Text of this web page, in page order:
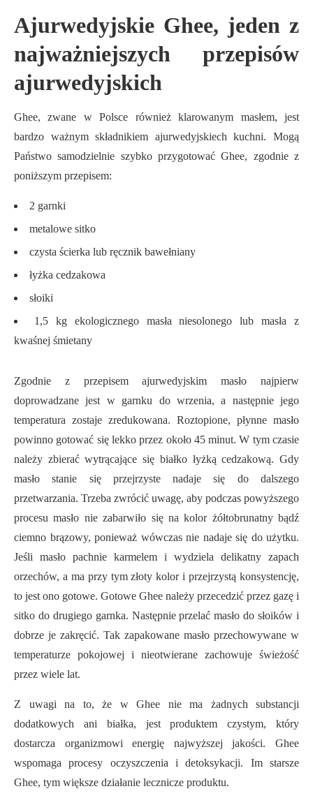
Ajurwedyjskie Ghee, jeden z
najważniejszych przepisów
ajurwedyjskich
Ghee, zwane w Polsce również klarowanym masłem, jest
bardzo ważnym składnikiem ajurwedyjskiech kuchni. Mogą
Państwo samodzielnie szybko przygotować Ghee, zgodnie z
poniższym przepisem:
2 garnki
metalowe sitko
czysta ścierka lub ręcznik bawełniany
łyżka cedzakowa
słoiki
1,5 kg ekologicznego masła niesolonego lub masła z
kwaśnej śmietany
Zgodnie z przepisem ajurwedyjskim masło najpierw
doprowadzane jest w garnku do wrzenia, a następnie jego
temperatura zostaje zredukowana. Roztopione, płynne masło
powinno gotować się lekko przez około 45 minut. W tym czasie
należy zbierać wytrącające się białko łyżką cedzakową. Gdy
masło stanie się przejrzyste nadaje się do dalszego
przetwarzania. Trzeba zwrócić uwagę, aby podczas powyższego
procesu masło nie zabarwiło się na kolor żółtobrunatny bądź
ciemno brązowy, ponieważ wówczas nie nadaje się do użytku.
Jeśli masło pachnie karmelem i wydziela delikatny zapach
orzechów, a ma przy tym złoty kolor i przejrzystą konsystencję,
to jest ono gotowe. Gotowe Ghee należy przecedzić przez gazę i
sitko do drugiego garnka. Następnie przelać masło do słoików i
dobrze je zakręcić. Tak zapakowane masło przechowywane w
temperaturze pokojowej i nieotwierane zachowuje świeżość
przez wiele lat.
Z uwagi na to, że w Ghee nie ma żadnych substancji
dodatkowych ani białka, jest produktem czystym, który
dostarcza organizmowi energię najwyższej jakości. Ghee
wspomaga procesy oczyszczenia i detoksykacji. Im starsze
Ghee, tym większe działanie lecznicze produktu.